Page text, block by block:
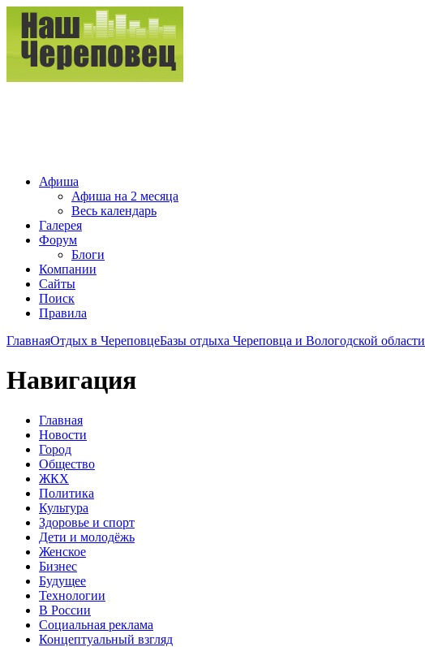
Афиша
Афиша на 2 месяца
Весь календарь
Галерея
Форум
Блоги
Компании
Сайты
Поиск
Правила
ГлавнаяОтдых в ЧереповцеБазы отдыха Череповца и Вологодской области
Навигация
Главная
Новости
Город
Общество
ЖКХ
Политика
Культура
Здоровье и спорт
Дети и молодёжь
Женское
Бизнес
Будущее
Технологии
В России
Социальная реклама
Концептуальный взгляд